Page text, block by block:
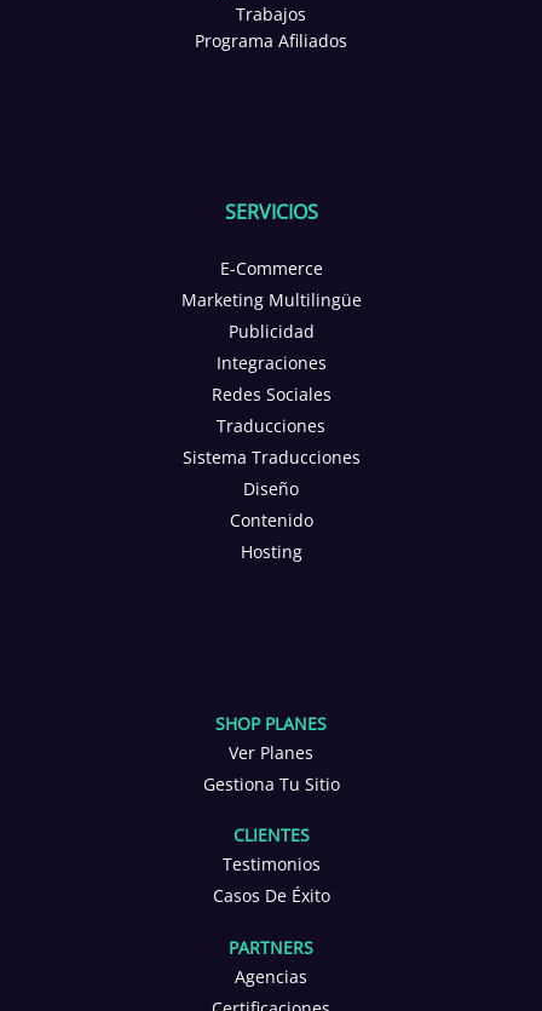
Trabajos
Programa Afiliados
SERVICIOS
E-Commerce
Marketing Multilingüe
Publicidad
Integraciones
Redes Sociales
Traducciones
Sistema Traducciones
Diseño
Contenido
Hosting
SHOP PLANES
Ver Planes
Gestiona Tu Sitio
CLIENTES
Testimonios
Casos De Éxito
PARTNERS
Agencias